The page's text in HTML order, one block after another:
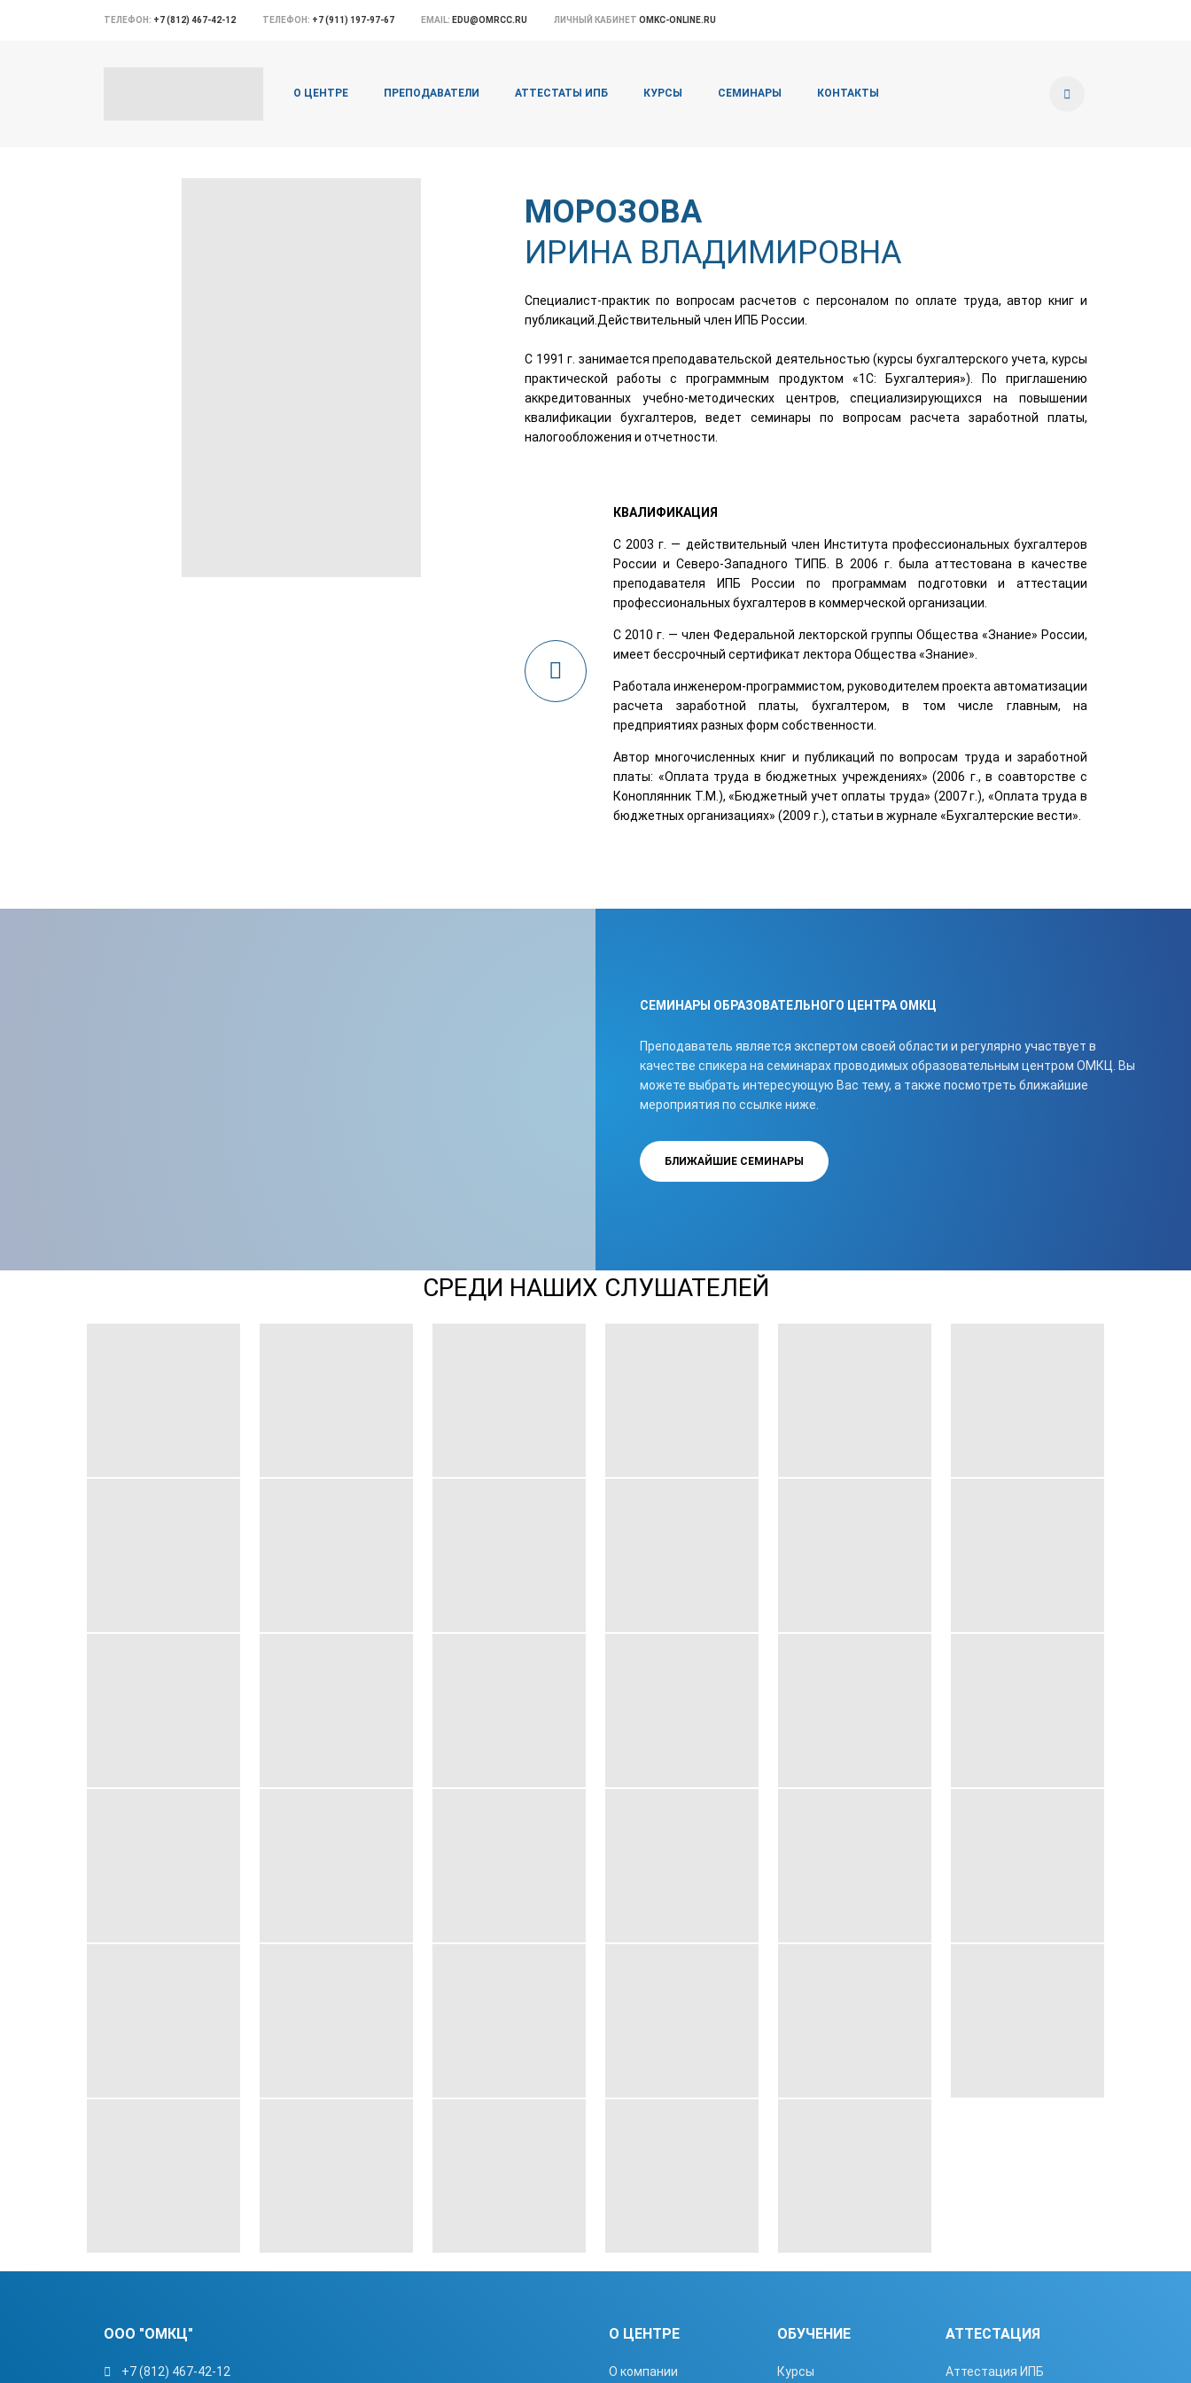
ТЕЛЕФОН: +7 (812) 467-42-12 ТЕЛЕФОН: +7 (911) 197-97-67 EMAIL: EDU@OMRCC.RU ЛИЧНЫЙ КАБИНЕТ OMKC-ONLINE.RU
О ЦЕНТРЕ ПРЕПОДАВАТЕЛИ АТТЕСТАТЫ ИПБ КУРСЫ СЕМИНАРЫ КОНТАКТЫ
МОРОЗОВА
ИРИНА ВЛАДИМИРОВНА
Специалист-практик по вопросам расчетов с персоналом по оплате труда, автор книг и
публикаций.Действительный член ИПБ России.
С 1991 г. занимается преподавательской деятельностью (курсы бухгалтерского учета, курсы
практической работы с программным продуктом «1С: Бухгалтерия»). По приглашению
аккредитованных учебно-методических центров, специализирующихся на повышении
квалификации бухгалтеров, ведет семинары по вопросам расчета заработной платы,
налогообложения и отчетности.
КВАЛИФИКАЦИЯ
С 2003 г. — действительный член Института профессиональных бухгалтеров
России и Северо-Западного ТИПБ. В 2006 г. была аттестована в качестве
преподавателя ИПБ России по программам подготовки и аттестации
профессиональных бухгалтеров в коммерческой организации.
С 2010 г. — член Федеральной лекторской группы Общества «Знание» России,
имеет бессрочный сертификат лектора Общества «Знание».
Работала инженером-программистом, руководителем проекта автоматизации
расчета заработной платы, бухгалтером, в том числе главным, на
предприятиях разных форм собственности.
Автор многочисленных книг и публикаций по вопросам труда и заработной
платы: «Оплата труда в бюджетных учреждениях» (2006 г., в соавторстве с
Коноплянник Т.М.), «Бюджетный учет оплаты труда» (2007 г.), «Оплата труда в
бюджетных организациях» (2009 г.), статьи в журнале «Бухгалтерские вести».
СЕМИНАРЫ ОБРАЗОВАТЕЛЬНОГО ЦЕНТРА ОМКЦ
Преподаватель является экспертом своей области и регулярно участвует в
качестве спикера на семинарах проводимых образовательным центром ОМКЦ. Вы
можете выбрать интересующую Вас тему, а также посмотреть ближайшие
мероприятия по ссылке ниже.
БЛИЖАЙШИЕ СЕМИНАРЫ
СРЕДИ НАШИХ СЛУШАТЕЛЕЙ
ООО "ОМКЦ"
+7 (812) 467-42-12
О ЦЕНТРЕ
О компании
ОБУЧЕНИЕ
Курсы
АТТЕСТАЦИЯ
Аттестация ИПБ